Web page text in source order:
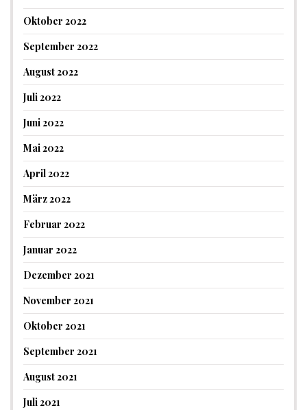
Oktober 2022
September 2022
August 2022
Juli 2022
Juni 2022
Mai 2022
April 2022
März 2022
Februar 2022
Januar 2022
Dezember 2021
November 2021
Oktober 2021
September 2021
August 2021
Juli 2021